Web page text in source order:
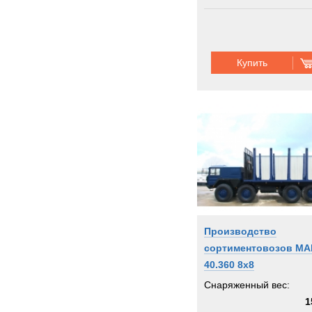
Купить
Производство
сортиментовозов
40.360 8x8
Снаряженный вес: